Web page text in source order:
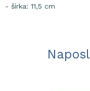
- šírka: 11,5 cm